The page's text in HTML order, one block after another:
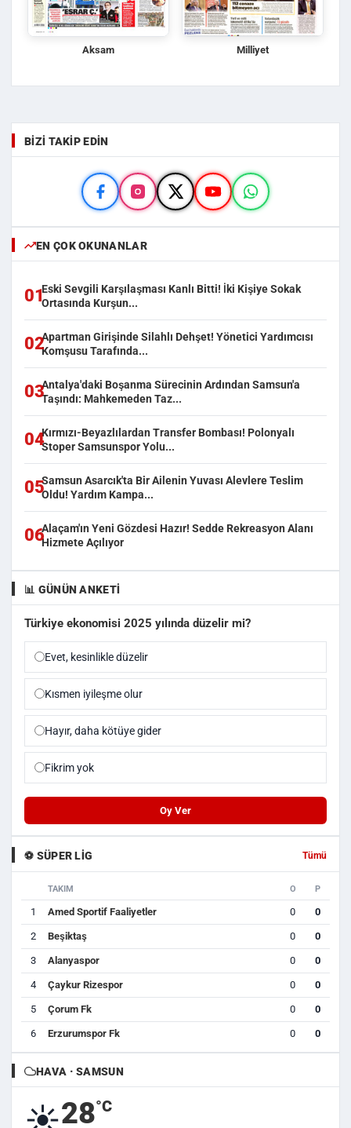
Aksam Milliyet
BIZI TAKIP EDIN
EN ÇOK OKUNANLAR
01Eski Sevgili Karşılaşması Kanlı Bitti! İki Kişiye Sokak
Ortasında Kurşun...
02Apartman Girişinde Silahlı Dehşet! Yönetici Yardımcısı
Komşusu Tarafında...
03Antalya'daki Boşanma Sürecinin Ardından Samsun'a
Taşındı: Mahkemeden Taz...
04Kırmızı-Beyazlılardan Transfer Bombası! Polonyalı
Stoper Samsunspor Yolu...
05Samsun Asarcık'ta Bir Ailenin Yuvası Alevlere Teslim
Oldu! Yardım Kampa...
06Alaçam'ın Yeni Gözdesi Hazır! Sedde Rekreasyon Alanı
Hizmete Açılıyor
📊 GÜNÜN ANKETI
Türkiye ekonomisi 2025 yılında düzelir mi?
Evet, kesinlikle düzelir
Kısmen iyileşme olur
Hayır, daha kötüye gider
Fikrim yok
Oy Ver
⚽ SÜPER LIG Tümü
TAKIM O P
1 Amed Sportif Faaliyetler 0 0
2 Beşiktaş 0 0
3 Alanyaspor 0 0
4 Çaykur Rizespor 0 0
5 Çorum Fk 0 0
6 Erzurumspor Fk 0 0
HAVA · SAMSUN
28°C